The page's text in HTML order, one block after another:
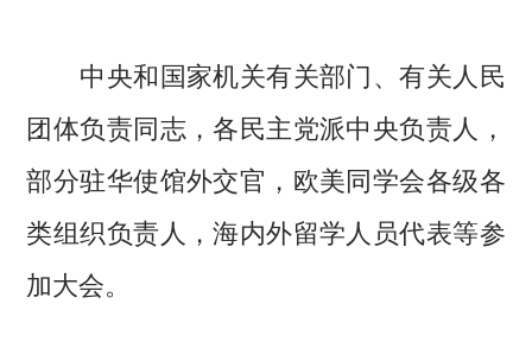
中央和国家机关有关部门、有关人民
团体负责同志，各民主党派中央负责人，
部分驻华使馆外交官，欧美同学会各级各
类组织负责人，海内外留学人员代表等参
加大会。